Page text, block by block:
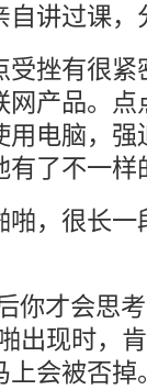
讲过课
挫有很
产品。
电脑，
有了不一样
，很长
你才会思
出现时，
会被否掉